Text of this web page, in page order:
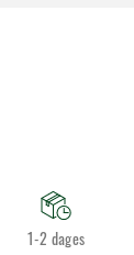
1-2 dages